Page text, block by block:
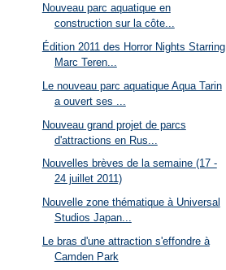
Nouveau parc aquatique en
construction sur la côte...
Édition 2011 des Horror Nights Starring
Marc Teren...
Le nouveau parc aquatique Aqua Tarin
a ouvert ses ...
Nouveau grand projet de parcs
d'attractions en Rus...
Nouvelles brèves de la semaine (17 -
24 juillet 2011)
Nouvelle zone thématique à Universal
Studios Japan...
Le bras d'une attraction s'effondre à
Camden Park